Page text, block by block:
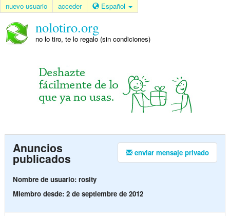
nuevo usuario acceder Español
nolotiro.org
no lo tiro, te lo regalo (sin condiciones)
enviar mensaje privado
Anuncios
publicados
Nombre de usuario: rosity
Miembro desde: 2 de septiembre de 2012